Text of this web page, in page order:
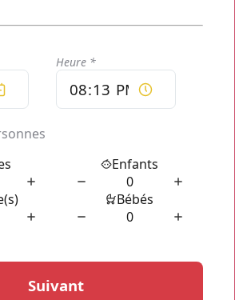
à bord de votre véhicule privatisé.
Moto Gare de Bercyen ligne ne prend qu'un
et prendre le volant, se stresser dès le matin
de Bercy
? La réservation de votre Taxi Moto Gare de
Bercy ne prend qu'un instant!
c'est via Paypal, Payplug ou règlement à bord
Bercy
directement au chauffeur. Profitez des
de nos chauffeurs à vous amener rapidement à